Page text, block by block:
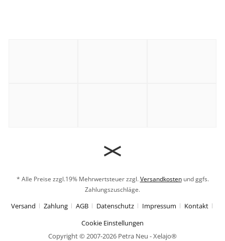
* Alle Preise zzgl.19% Mehrwertsteuer zzgl.Versandkostenund ggfs.
Zahlungszuschläge.
Versand Zahlung AGB Datenschutz Impressum
Kontakt
Cookie Einstellungen
Copyright © 2007-2026 Petra Neu - Xelajo®